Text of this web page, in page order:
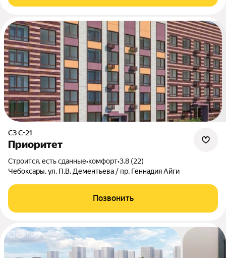
СЗ С-21
Приоритет
Строится, есть сданные•комфорт•3.8 (22)
Чебоксары, ул. П.В. Дементьева / пр. Геннадия Айги
Позвонить